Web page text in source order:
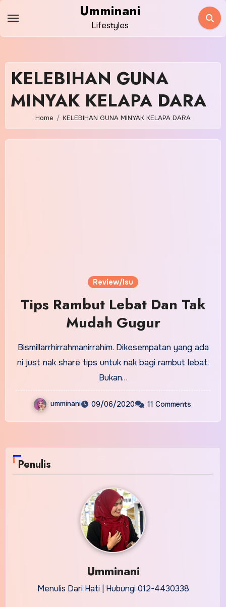
content
Umminani
Lifestyles
KELEBIHAN GUNA
MINYAK KELAPA DARA
Home KELEBIHAN GUNA MINYAK KELAPA DARA
Review/Isu
Tips Rambut Lebat Dan Tak
Mudah Gugur
Bismillarrhirrahmanirrahim. Dikesempatan yang ada
ni just nak share tips untuk nak bagi rambut lebat.
Bukan…
umminani 09/06/2020 11 Comments
Penulis
Umminani
Menulis Dari Hati | Hubungi 012-4430338